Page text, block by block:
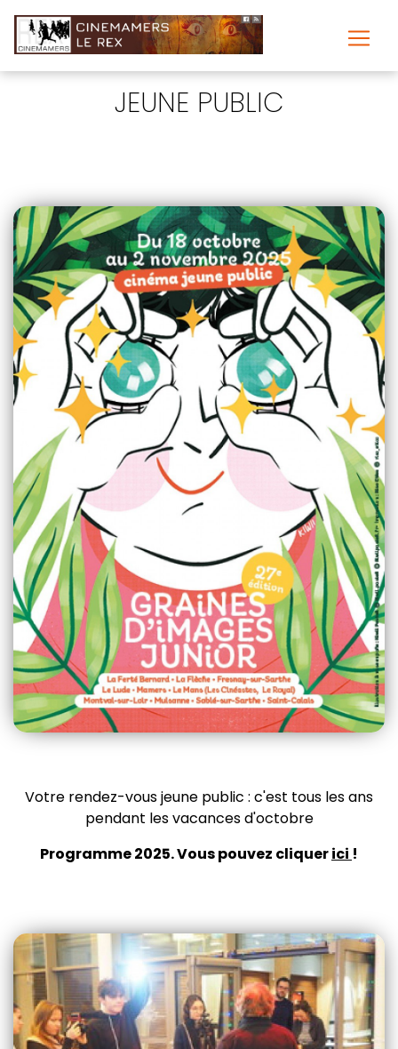
JEUNE PUBLIC
Votre rendez-vous jeune public : c'est tous les ans
pendant les vacances d'octobre
Programme 2025. Vous pouvez cliquerici !